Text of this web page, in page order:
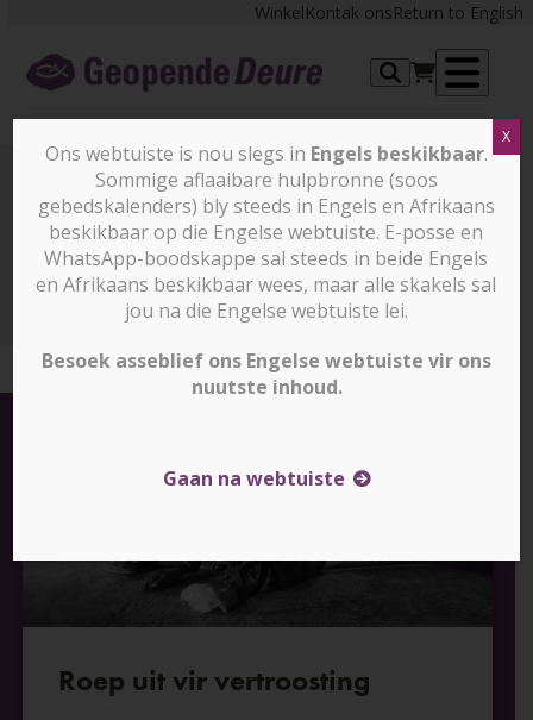
content
WinkelKontak onsReturn to English
Kameroen
Kameroen
Roep uit vir vertroosting
Ons webtuiste is nou slegs in Engels beskikbaar.
Sommige aflaaibare hulpbronne (soos
gebedskalenders) bly steeds in Engels en Afrikaans
beskikbaar op die Engelse webtuiste. E-posse en
WhatsApp-boodskappe sal steeds in beide Engels
en Afrikaans beskikbaar wees, maar alle skakels sal
jou na die Engelse webtuiste lei.
Besoek asseblief ons Engelse webtuiste vir ons
nuutste inhoud.
Gaan na webtuiste
X